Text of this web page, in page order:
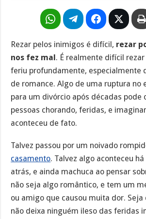
Rezar pelos inimigos é difícil, rezar
nos fez mal. É realmente difícil
feriu profundamente, especialmente
de romance. Algo de uma ruptura no
para um divórcio após décadas pode
pessoas chorando, feridas, e
aconteceu de fato.
Talvez passou por um noivado
casamento. Talvez algo aconteceu
atrás, e ainda machuca ao pensar
não seja algo romântico, e tem um
ou amigo que causou muita dor. Seja
não deixa ninguém ileso das feridas